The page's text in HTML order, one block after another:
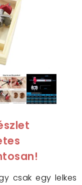
csak egy lelkes